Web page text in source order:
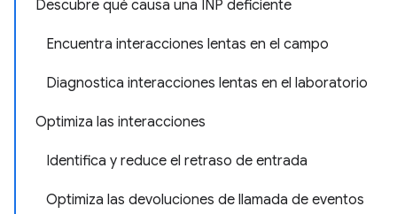
Descubre qué causa una INP deficiente
Encuentra interacciones lentas en el campo
Diagnostica interacciones lentas en el laboratorio
Optimiza las interacciones
Identifica y reduce el retraso de entrada
Optimiza las devoluciones de llamada de eventos